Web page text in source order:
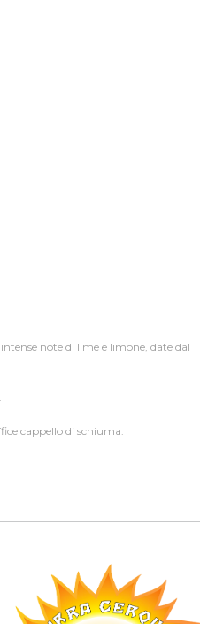
note di lime e limone, date dal
cappello di schiuma.